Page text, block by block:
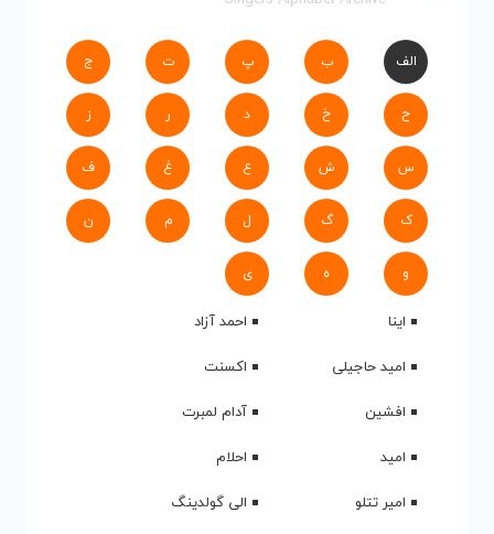
الف ب پ ت ج
ح خ د ر ز
س ش ع غ ف
ک گ ل م ن
و ه ی
اینا
احمد آزاد
امید حاجیلی
اکسنت
افشین
آدام لمبرت
امید
احلام
امیر تتلو
الی گولدینگ